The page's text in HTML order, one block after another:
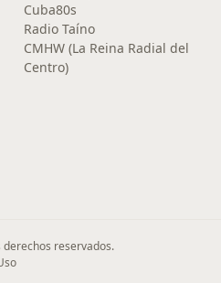
Cuba80s
Radio Taíno
CMHW (La Reina Radial del
Centro)
derechos reservados.